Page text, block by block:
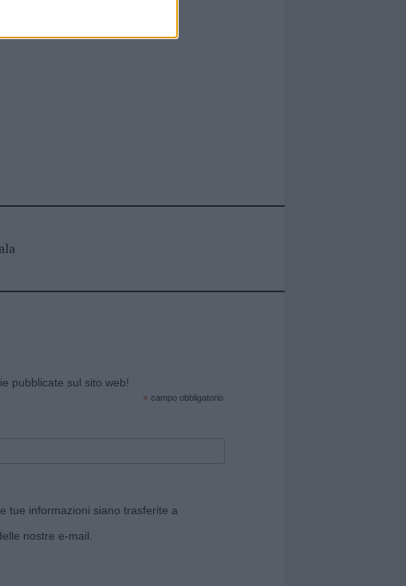
pubblicate sul sito web!
* campo obbligatorio
tue informazioni siano trasferite a
nostre e-mail.